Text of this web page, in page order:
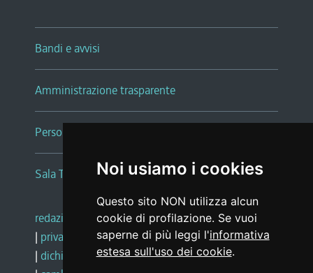
Noi usiamo i cookies
Questo sito NON utilizza alcun
cookie di profilazione. Se vuoi
saperne di più leggi l'informativa
estesa sull'uso dei cookie.
Bandi e avvisi
Amministrazione trasparente
Persone e Uffici
Sala Tiziano Tessitori
redazione web |note legali |glossario
| privacy
social media policy
| dichiarazione di accessibilità |feedback